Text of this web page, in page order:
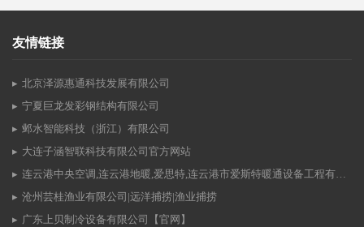
友情链接
北京泽源惠通科技发展有限公司
宁夏巨龙发彩钢结构有限公司
邺水智能科技（浙江）有限公司
大连子涵智联科技有限公司官方网站
连云港中央空调,连云港地暖,爱思特,连云港市爱斯特暖通设备工程有限公司
沧州芸桂渔业有限公司|远洋捕捞|渔业捕捞
广东上贝制冷设备有限公司【官网】